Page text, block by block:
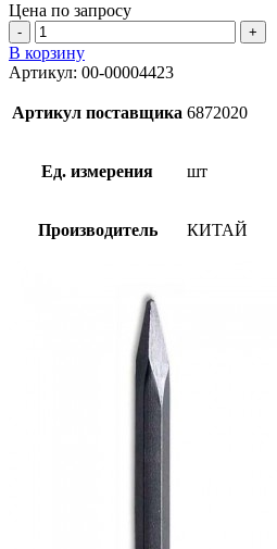
Цена по запросу
Количество
товара
Заклепочник
усиленный
(р-
2,4/3,2/4,0/4,8мм)
В корзину
Артикул: 00-00004423
Артикул поставщика 6872020
Ед. измерения шт
Производитель КИТАЙ